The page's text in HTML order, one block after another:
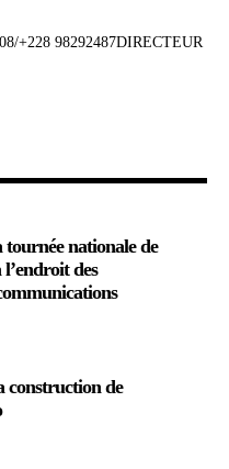
+228 98292487DIRECTEUR
nationale de
des
construction de